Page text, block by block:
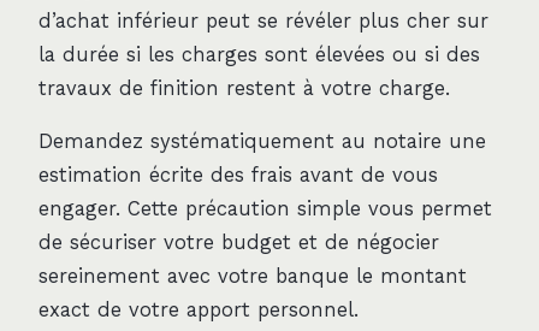
d’achat inférieur peut se révéler plus cher sur
la durée si les charges sont élevées ou si des
travaux de finition restent à votre charge.
Demandez systématiquement au notaire une
estimation écrite des frais avant de vous
engager. Cette précaution simple vous permet
de sécuriser votre budget et de négocier
sereinement avec votre banque le montant
exact de votre apport personnel.